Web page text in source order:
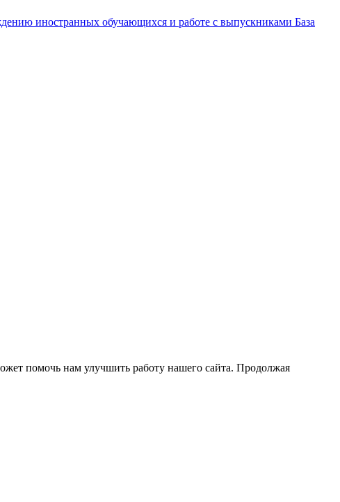
иностранных обучающихся и работе с выпускниками База
помочь нам улучшить работу нашего сайта. Продолжая